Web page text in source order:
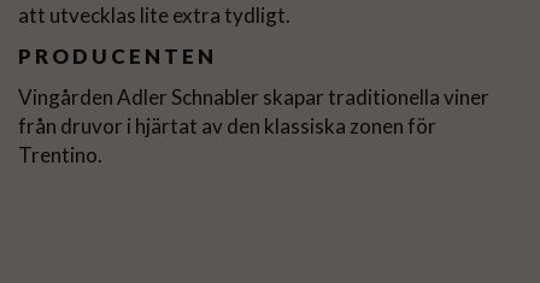
att utvecklas lite extra tydligt.
PRODUCENTEN
Vingården Adler Schnabler skapar traditionella viner
från druvor i hjärtat av den klassiska zonen för
Trentino.